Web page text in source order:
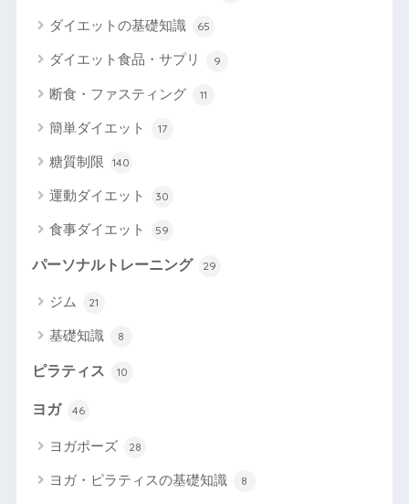
ダイエットの基礎知識 65
ダイエット食品・サプリ 9
断食・ファスティング 11
簡単ダイエット 17
糖質制限 140
運動ダイエット 30
食事ダイエット 59
パーソナルトレーニング 29
ジム 21
基礎知識 8
ピラティス 10
ヨガ 46
ヨガポーズ 28
ヨガ・ピラティスの基礎知識 8